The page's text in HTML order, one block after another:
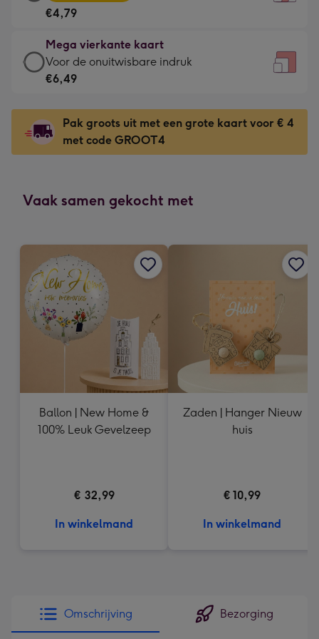
Voor
kleine
gelukwens
-
130
x
130
mm
kaart
-
€4,79
-
Meest
-
Dimensions:
167
mm
€4,79
Mega vierkante kaart
Mega
vierkante
-
€6,49
-
onuitwisbare
Dimensions:
240
x
240
mm
Voor de onuitwisbare indruk
€6,49
Pak groots uit met een grote kaart voor € 4
met code GROOT4
Vaak samen gekocht met
Ballon | New Home &
100% Leuk Gevelzeep
€ 32,99
In winkelmand
Zaden | Hanger Nieuw
huis
€ 10,99
In winkelmand
Omschrijving Bezorging